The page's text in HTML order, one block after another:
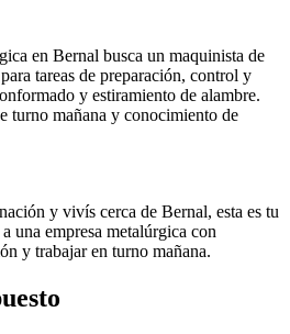
en Bernal busca un maquinista de
tareas de preparación, control y
y estiramiento de alambre.
turno mañana y conocimiento de
y vivís cerca de Bernal, esta es tu
una empresa metalúrgica con
y trabajar en turno mañana.